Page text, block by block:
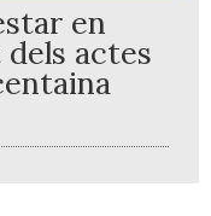
en
actes